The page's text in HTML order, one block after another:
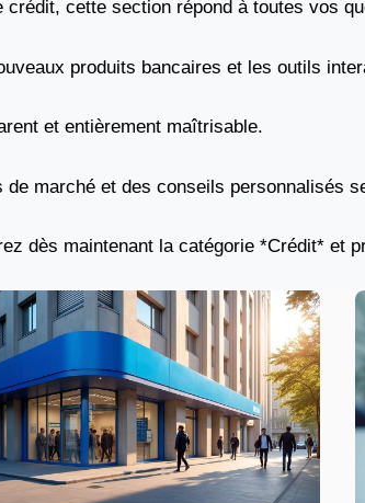
cette section répond à toutes vos
produits bancaires et les outils
et entièrement maîtrisable.
marché et des conseils personnalisés
dès maintenant la catégorie *Crédit* et